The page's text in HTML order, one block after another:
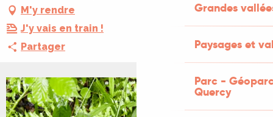
Grandes
Paysages et
Parc -
Quercy
M'y rendre
J'y vais en train !
Partager